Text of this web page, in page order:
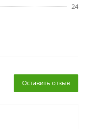
24
Оставить отзыв